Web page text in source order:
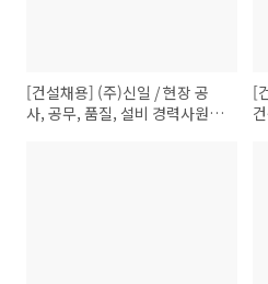
[건설채용] (주)신일 / 현장 공
사, 공무, 품질, 설비 경력사원 모
[